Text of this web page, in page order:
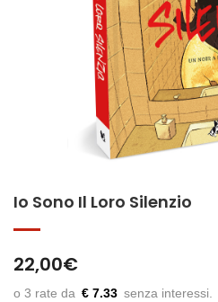
Io Sono Il Loro Silenzio
22,00€
€ 7.33